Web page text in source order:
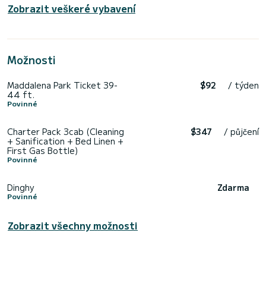
Zobrazit veškeré vybavení
Možnosti
Maddalena Park Ticket 39-
44 ft.
Povinné
$92 / týden
Charter Pack 3cab (Cleaning
+ Sanification + Bed Linen +
First Gas Bottle)
Povinné
$347 / půjčení
Dinghy
Povinné
Zdarma
Zobrazit všechny možnosti